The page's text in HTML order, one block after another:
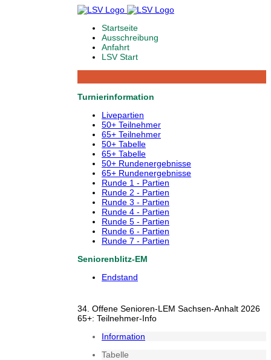
Startseite
Ausschreibung
Anfahrt
LSV Start
Turnierinformation
Livepartien
50+ Teilnehmer
65+ Teilnehmer
50+ Tabelle
65+ Tabelle
50+ Rundenergebnisse
65+ Rundenergebnisse
Runde 1 - Partien
Runde 2 - Partien
Runde 3 - Partien
Runde 4 - Partien
Runde 5 - Partien
Runde 6 - Partien
Runde 7 - Partien
Seniorenblitz-EM
Endstand
34. Offene Senioren-LEM Sachsen-Anhalt 2026
65+: Teilnehmer-Info
Information
Tabelle